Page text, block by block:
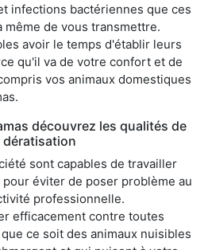
infections bactériennes que ces
même de vous transmettre.
avoir le temps d'établir leurs
qu'il va de votre confort et de
vos animaux domestiques
découvrez les qualités de
sont capables de travailler
éviter de poser problème au
professionnelle.
efficacement contre toutes
ce soit des animaux nuisibles